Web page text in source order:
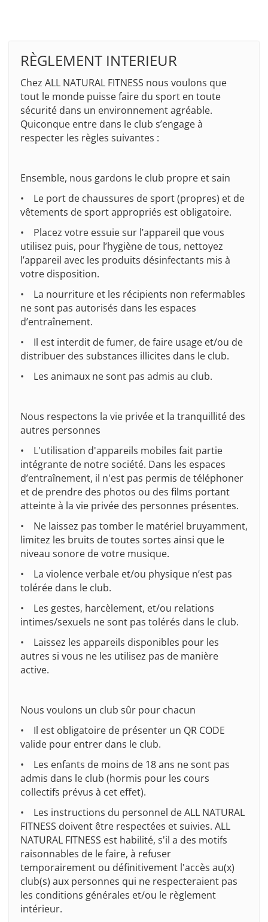
RÈGLEMENT INTERIEUR
Chez ALL NATURAL FITNESS nous voulons que
tout le monde puisse faire du sport en toute
sécurité dans un environnement agréable.
Quiconque entre dans le club s’engage à
respecter les règles suivantes :
Ensemble, nous gardons le club propre et sain
• Le port de chaussures de sport (propres) et de
vêtements de sport appropriés est obligatoire.
• Placez votre essuie sur l’appareil que vous
utilisez puis, pour l’hygiène de tous, nettoyez
l’appareil avec les produits désinfectants mis à
votre disposition.
• La nourriture et les récipients non refermables
ne sont pas autorisés dans les espaces
d’entraînement.
• Il est interdit de fumer, de faire usage et/ou de
distribuer des substances illicites dans le club.
• Les animaux ne sont pas admis au club.
Nous respectons la vie privée et la tranquillité des
autres personnes
• L'utilisation d'appareils mobiles fait partie
intégrante de notre société. Dans les espaces
d’entraînement, il n'est pas permis de téléphoner
et de prendre des photos ou des films portant
atteinte à la vie privée des personnes présentes.
• Ne laissez pas tomber le matériel bruyamment,
limitez les bruits de toutes sortes ainsi que le
niveau sonore de votre musique.
• La violence verbale et/ou physique n’est pas
tolérée dans le club.
• Les gestes, harcèlement, et/ou relations
intimes/sexuels ne sont pas tolérés dans le club.
• Laissez les appareils disponibles pour les
autres si vous ne les utilisez pas de manière
active.
Nous voulons un club sûr pour chacun
• Il est obligatoire de présenter un QR CODE
valide pour entrer dans le club.
• Les enfants de moins de 18 ans ne sont pas
admis dans le club (hormis pour les cours
collectifs prévus à cet effet).
• Les instructions du personnel de ALL NATURAL
FITNESS doivent être respectées et suivies. ALL
NATURAL FITNESS est habilité, s'il a des motifs
raisonnables de le faire, à refuser
temporairement ou définitivement l'accès au(x)
club(s) aux personnes qui ne respecteraient pas
les conditions générales et/ou le règlement
intérieur.